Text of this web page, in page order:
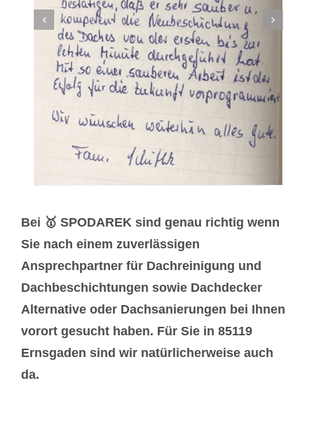
Bei 🥇 SPODAREK sind genau richtig wenn
Sie nach einem zuverlässigen
Ansprechpartner für Dachreinigung und
Dachbeschichtungen sowie Dachdecker
Alternative oder Dachsanierungen bei Ihnen
vorort gesucht haben. Für Sie in 85119
Ernsgaden sind wir natürlicherweise auch
da.